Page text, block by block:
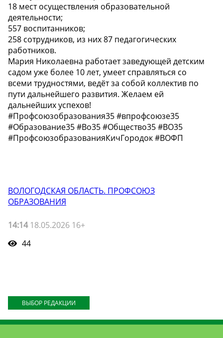
18 мест осуществления образовательной
деятельности;
557 воспитанников;
258 сотрудников, из них 87 педагогических
работников.
Мария Николаевна работает заведующей детским
садом уже более 10 лет, умеет справляться со
всеми трудностями, ведёт за собой коллектив по
пути дальнейшего развития. Желаем ей
дальнейших успехов!
#Профсоюзобразования35 #впрофсоюзе35
#Образование35 #Во35 #Общество35 #ВО35
#ПрофсоюзобразованияКичГородок #ВОФП
ВОЛОГОДСКАЯ ОБЛАСТЬ. ПРОФСОЮЗ
ОБРАЗОВАНИЯ
14:1418.05.2026 16+
44
ВЫБОР РЕДАКЦИИ